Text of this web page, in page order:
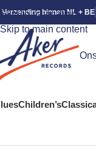
Skip to navigation
Skip to main content
binnen NL + BE
Children’s